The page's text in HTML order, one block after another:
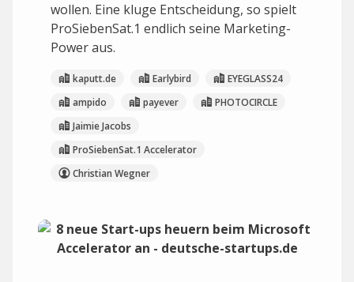
wollen. Eine kluge Entscheidung, so spielt
ProSiebenSat.1 endlich seine Marketing-
Power aus.
kaputt.de Earlybird
EYEGLASS24
ampido
payever
PHOTOCIRCLE
Jaimie Jacobs
ProSiebenSat.1 Accelerator
Christian Wegner